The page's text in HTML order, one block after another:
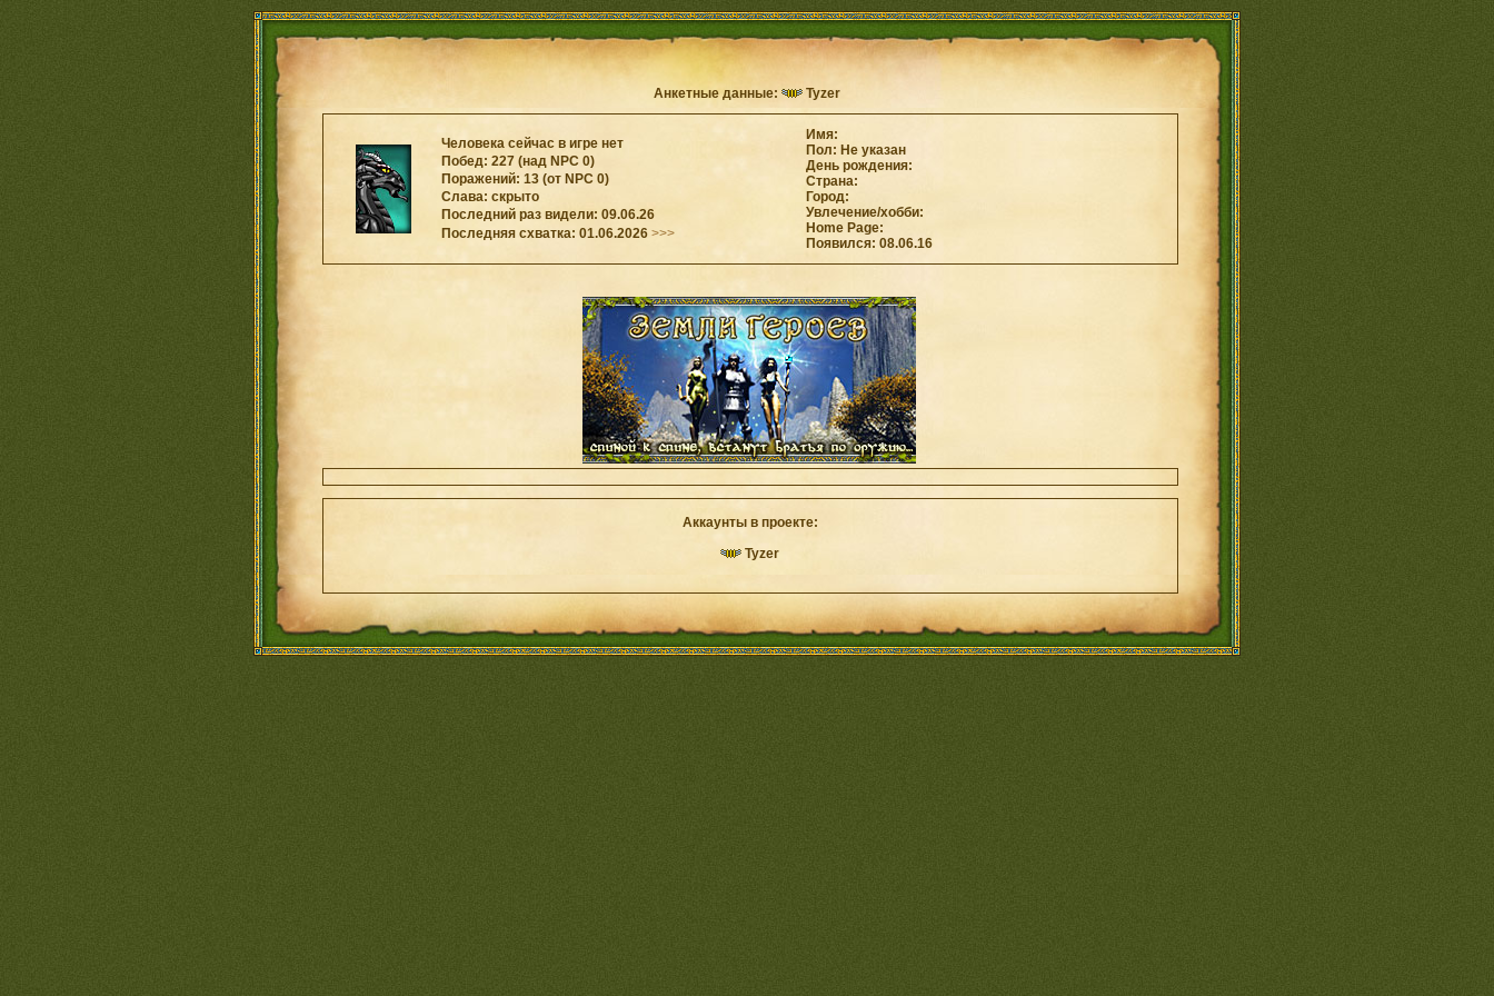
Анкетные данные: Tyzer
Человека сейчас в игре нет
Побед: 227 (над NPC 0)
Поражений: 13 (от NPC 0)
Слава: скрыто
Последний раз видели: 09.06.26
Последняя схватка: 01.06.2026 >>>
Имя:
Пол: Не указан
День рождения:
Страна:
Город:
Увлечение/хобби:
Home Page:
Появился: 08.06.16
Аккаунты в проекте:
Tyzer